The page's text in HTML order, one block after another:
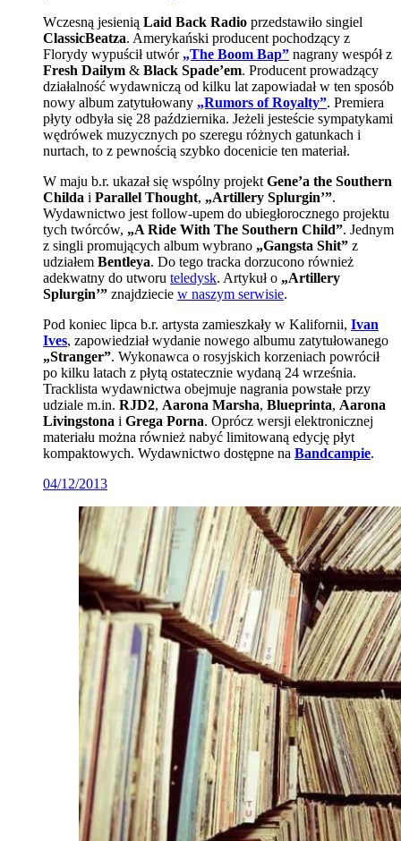
Wczesną jesienią Laid Back Radio przedstawiło singiel
ClassicBeatza. Amerykański producent pochodzący z
Florydy wypuścił utwór „The Boom Bap” nagrany wespół z
Fresh Dailym & Black Spade’em. Producent prowadzący
działalność wydawniczą od kilku lat zapowiadał w ten sposób
nowy album zatytułowany „Rumors of Royalty”. Premiera
płyty odbyła się 28 października. Jeżeli jesteście sympatykami
wędrówek muzycznych po szeregu różnych gatunkach i
nurtach, to z pewnością szybko docenicie ten materiał.
W maju b.r. ukazał się wspólny projekt Gene’a the Southern
Childa i Parallel Thought, „Artillery Splurgin’”.
Wydawnictwo jest follow-upem do ubiegłorocznego projektu
tych twórców, „A Ride With The Southern Child”. Jednym
z singli promujących album wybrano „Gangsta Shit” z
udziałem Bentleya. Do tego tracka dorzucono również
adekwatny do utworu teledysk. Artykuł o „Artillery
Splurgin’” znajdziecie w naszym serwisie.
Pod koniec lipca b.r. artysta zamieszkały w Kalifornii, Ivan
Ives, zapowiedział wydanie nowego albumu zatytułowanego
„Stranger”. Wykonawca o rosyjskich korzeniach powrócił
po kilku latach z płytą ostatecznie wydaną 24 września.
Tracklista wydawnictwa obejmuje nagrania powstałe przy
udziale m.in. RJD2, Aarona Marsha, Blueprinta, Aarona
Livingstona i Grega Porna. Oprócz wersji elektronicznej
materiału można również nabyć limitowaną edycję płyt
kompaktowych. Wydawnictwo dostępne na Bandcampie.
04/12/2013